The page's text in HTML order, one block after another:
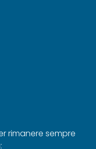
rimanere sempre